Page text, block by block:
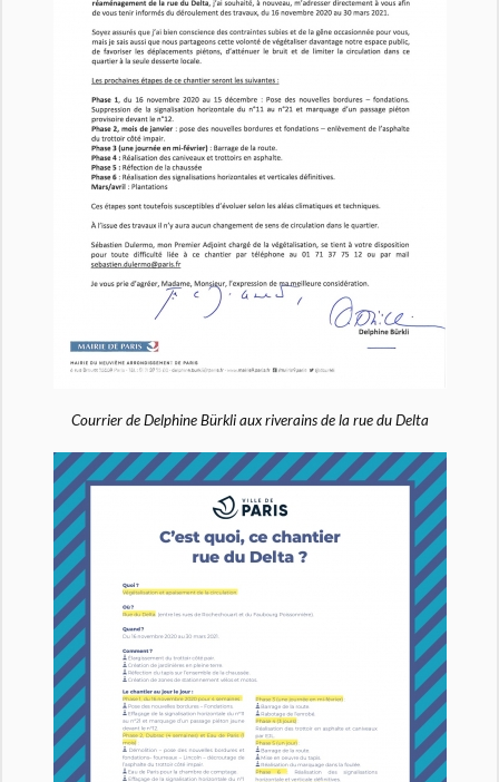
Courrier de Delphine Bürkli aux riverains de la rue du Delta